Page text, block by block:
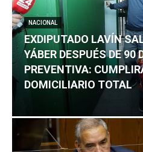
NACIONAL
EXDIPUTADO LAVÍN
YÁBER DESPUÉS DE 90
PREVENTIVA:
DOMICILIARIO TOTAL